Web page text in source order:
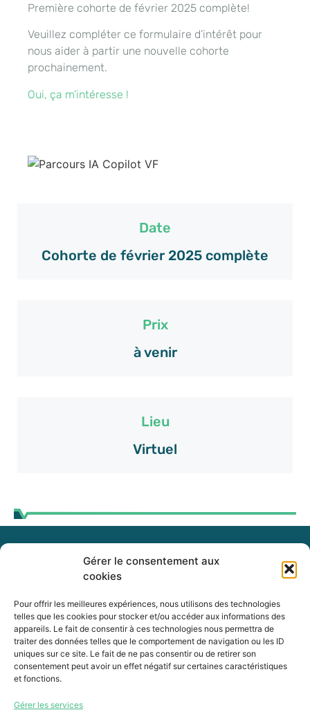
Gérer le consentement aux
cookies
Pour offrir les meilleures expériences, nous utilisons des technologies
telles que les cookies pour stocker et/ou accéder aux informations des
appareils. Le fait de consentir à ces technologies nous permettra de
traiter des données telles que le comportement de navigation ou les ID
uniques sur ce site. Le fait de ne pas consentir ou de retirer son
consentement peut avoir un effet négatif sur certaines caractéristiques
et fonctions.
Gérer les services
Première cohorte de février 2025 complète!
Veuillez compléter ce formulaire d’intérêt pour
nous aider à partir une nouvelle cohorte
prochainement.
Oui, ça m’intéresse !
Date
Cohorte de février 2025 complète
Prix
à venir
Lieu
Virtuel
255, boul. Laurier, bureau 100
McMasterville (Québec)
J3G 0B7
Intranet